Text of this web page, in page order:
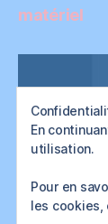
matériel
En
utilisation.
Pour en
les cookies,